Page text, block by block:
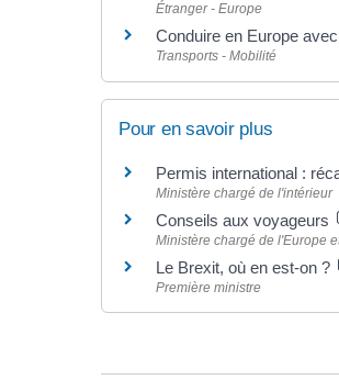
Étranger - Europe
Conduire en Europe
Transports - Mobilité
Pour en savoir plus
Permis international :
Ministère chargé de l'intérieur
Conseils aux voyageurs
Ministère chargé de l'Europe
Le Brexit, où en est-on ?
Première ministre